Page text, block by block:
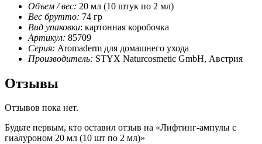
Объем / вес: 20 мл (10 штук по 2 мл)
Вес брутто: 74 гр
Вид упаковки: картонная коробочка
Артикул: 85709
Cерия: Aromaderm для домашнего ухода
Производитель: STYX Naturcosmetic GmbH, Австрия
Отзывы
Отзывов пока нет.
Будьте первым, кто оставил отзыв на «Лифтинг-ампулы с
гиалуроном 20 мл (10 шт по 2 мл)»